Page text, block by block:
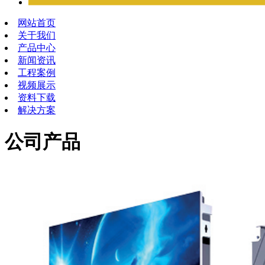
网站首页
关于我们
产品中心
新闻资讯
工程案例
视频展示
资料下载
解决方案
公司产品